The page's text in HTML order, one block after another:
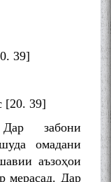
39]
[20. 39]
забони
омадани
аъзоҳои
мерасад. Дар